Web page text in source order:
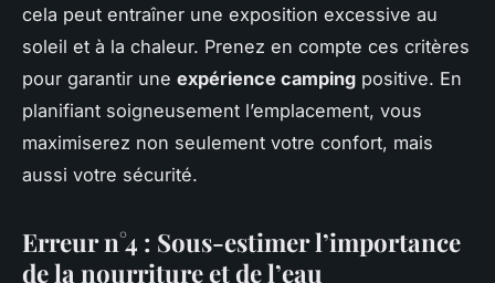
cela peut entraîner une exposition excessive au
soleil et à la chaleur. Prenez en compte ces critères
pour garantir une expérience camping positive. En
planifiant soigneusement l’emplacement, vous
maximiserez non seulement votre confort, mais
aussi votre sécurité.
Erreur n°4 : Sous-estimer l’importance
de la nourriture et de l’eau